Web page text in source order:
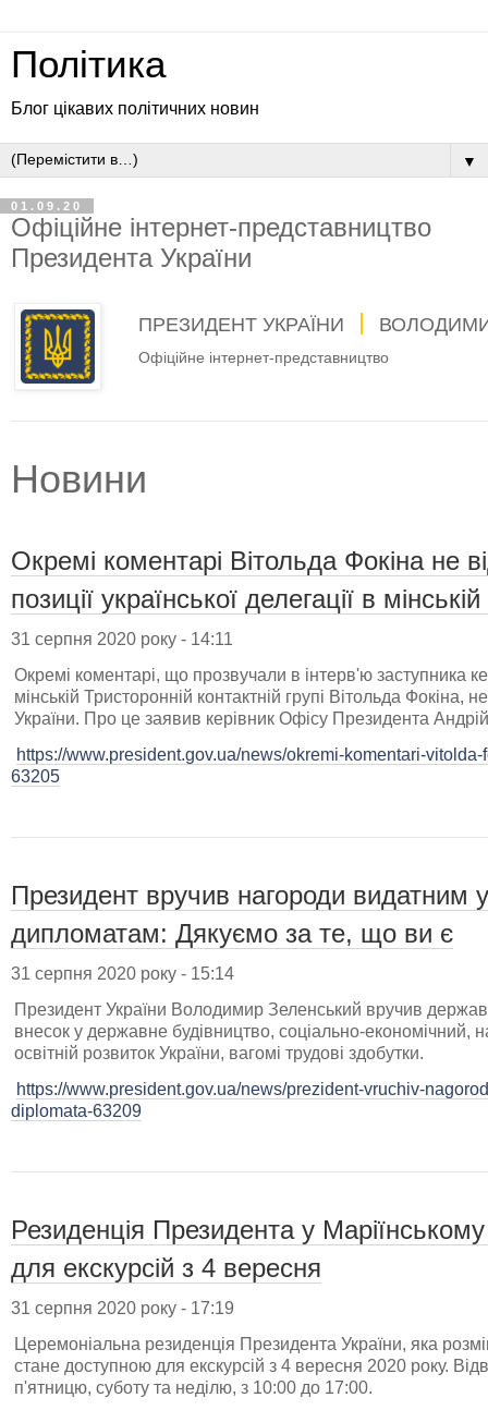
Політика
Блог цікавих політичних новин
▼
01.09.20
Офіційне інтернет-представництво
Президента України
ПРЕЗИДЕНТ УКРАЇНИ
Офіційне інтернет-представництво
Новини
Окремі коментарі Вітольда Фокіна не
позиції української делегації в
31 серпня 2020 року - 14:11
Окремі коментарі, що прозвучали в інтерв'ю заступника
мінській Тристоронній контактній групі Вітольда Фокіна,
України. Про це заявив керівник Офісу Президента
https://www.president.gov.ua/news/okremi-komentari-
63205
Президент вручив нагороди видатним
дипломатам: Дякуємо за те, що ви є
31 серпня 2020 року - 15:14
Президент України Володимир Зеленський вручив
внесок у державне будівництво, соціально-економічний,
освітній розвиток України, вагомі трудові здобутки.
https://www.president.gov.ua/news/prezident-vruchiv-
diplomata-63209
Резиденція Президента у
для екскурсій з 4 вересня
31 серпня 2020 року - 17:19
Церемоніальна резиденція Президента України, яка
стане доступною для екскурсій з 4 вересня 2020 року.
п'ятницю, суботу та неділю, з 10:00 до 17:00.